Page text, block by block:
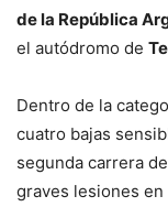
de la República
el autódromo de
Dentro de la
cuatro bajas
segunda carrera
graves lesiones